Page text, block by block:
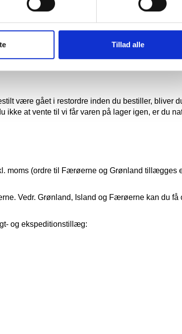
Tillad alle
skade på produktet, så er det på eget ansvar,
din levering.
være gået i restordre inden du bestiller, bliver
ikke at vente til vi får varen på lager igen, er du
moms (ordre til Færøerne og Grønland tillægges
Vedr. Grønland, Island og Færøerne kan du få
og ekspeditionstillæg: